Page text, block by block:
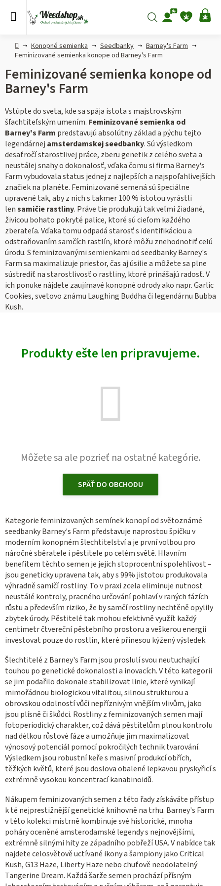
Hľadať
DomovKonopné semienka Seedbanky
Barney's Farm
Feminizované semienka konope od Barney's Farm
Feminizované semienka konope od
Barney's Farm
Vstúpte do sveta, kde sa spája istota s majstrovským
šľachtiteľským umením. Feminizované semienka od
Barney's Farm predstavujú absolútny základ a pýchu tejto
legendárnej amsterdamskej seedbanky. Sú výsledkom
desaťročí starostlivej práce, zberu genetik z celého sveta a
neustálej snahy o dokonalosť, vďaka čomu si firma Barney's
Farm vybudovala status jednej z najlepších a najspoľahlivejších
značiek na planéte. Feminizované semená sú špeciálne
upravené tak, aby z nich s takmer 100 % istotou vyrástli
lensamičie rastliny. Práve tie produkujú tak veľmi žiadané,
živicou bohato pokryté palice, ktoré sú cieľom každého
zberateľa. Vďaka tomu odpadá starosť s identifikáciou a
odstraňovaním samčích rastlín, ktoré môžu znehodnotiť celú
úrodu.S feminizovanými semienkami od seedbanky Barney's
Farm sa maximalizuje priestor, čas aj úsilie a môžete sa plne
sústrediť na starostlivosť o rastliny, ktoré prinášajú radosť. V
ich ponuke nájdete zaujímavé konopné odrody ako napr. Garlic
Cookies, svetovo známu Laughing Buddha či legendárnu Bubba
Kush.
Produkty ešte len pripravujeme.
Môžete sa ale pozrieť na ostatné kategórie.
SPÄŤ DO OBCHODU
Kategorie feminizovaných semínek konopí od světoznámé
seedbanky Barney's Farm představuje naprostou špičku v
moderním konopném šlechtitelství a je první volbou pro
náročné sběratele i pěstitele po celém světě. Hlavním
benefitem těchto semen je jejich stoprocentní spolehlivost –
jsou geneticky upravena tak, aby s 99% jistotou produkovala
výhradně samičí rostliny. To v praxi zcela eliminuje nutnost
neustálé kontroly, pracného určování pohlaví v raných fázích
růstu a především riziko, že by samčí rostliny nechtěně opylily
zbytek úrody. Pěstitelé tak mohou efektivně využít každý
centimetr čtvereční pěstebního prostoru a veškerou energii
investovat pouze do rostlin, které přinesou kýžený výsledek.
Šlechtitelé z Barney's Farm jsou proslulí svou neutuchající
touhou po genetické dokonalosti a inovacích. V této kategorii
se jim podařilo dokonale stabilizovat linie, které vynikají
mimořádnou biologickou vitalitou, silnou strukturou a
obrovskou odolností vůči nepříznivým vnějším vlivům, jako
jsou plísně či škůdci. Rostliny z feminizovaných semen mají
fotoperiodický charakter, což dává pěstitelům plnou kontrolu
nad délkou růstové fáze a umožňuje jim maximalizovat
výnosový potenciál pomocí pokročilých technik tvarování.
Výsledkem jsou robustní keře s masivní produkcí obřích,
těžkých květů, které jsou doslova obalené lepkavou pryskyřicí s
extrémně vysokou koncentrací kanabinoidů.
Nákupem feminizovaných semen z této řady získáváte přístup
k té nejprestižnější genetické knihovně na trhu. Barney's Farm
v této kolekci mistrně kombinuje své historické, mnoha
poháry oceněné amsterodamské legendy s nejnovějšími,
extrémně silnými hity ze západního pobřeží USA. V nabídce tak
najdete celosvětově uctívané ikony a šampiony jako Critical
Kush, G13 Haze, Liberty Haze nebo chuťově neodolatelný
Tangerine Dream. Každá šarže semen prochází přísným